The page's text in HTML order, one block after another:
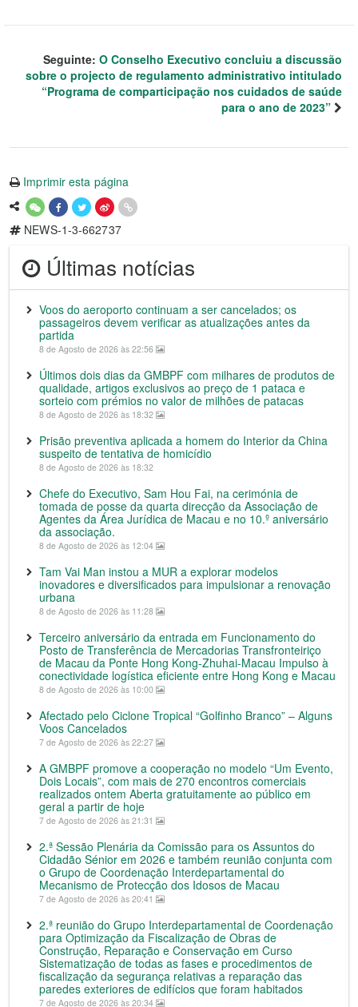
Seguinte: O Conselho Executivo concluiu a discussão
sobre o projecto de regulamento administrativo intitulado
“Programa de comparticipação nos cuidados de saúde
para o ano de 2023”
Imprimir esta página
NEWS-1-3-662737
Últimas notícias
Voos do aeroporto continuam a ser cancelados; os
passageiros devem verificar as atualizações antes da
partida
8 de Agosto de 2026 às 22:56
Últimos dois dias da GMBPF com milhares de produtos de
qualidade, artigos exclusivos ao preço de 1 pataca e
sorteio com prémios no valor de milhões de patacas
8 de Agosto de 2026 às 18:32
Prisão preventiva aplicada a homem do Interior da China
suspeito de tentativa de homicídio
8 de Agosto de 2026 às 18:32
Chefe do Executivo, Sam Hou Fai, na cerimónia de
tomada de posse da quarta direcção da Associação de
Agentes da Área Jurídica de Macau e no 10.º aniversário
da associação.
8 de Agosto de 2026 às 12:04
Tam Vai Man instou a MUR a explorar modelos
inovadores e diversificados para impulsionar a renovação
urbana
8 de Agosto de 2026 às 11:28
Terceiro aniversário da entrada em Funcionamento do
Posto de Transferência de Mercadorias Transfronteiriço
de Macau da Ponte Hong Kong-Zhuhai-Macau Impulso à
conectividade logística eficiente entre Hong Kong e Macau
8 de Agosto de 2026 às 10:00
Afectado pelo Ciclone Tropical “Golfinho Branco” – Alguns
Voos Cancelados
7 de Agosto de 2026 às 22:27
A GMBPF promove a cooperação no modelo “Um Evento,
Dois Locais”, com mais de 270 encontros comerciais
realizados ontem Aberta gratuitamente ao público em
geral a partir de hoje
7 de Agosto de 2026 às 21:31
2.ª Sessão Plenária da Comissão para os Assuntos do
Cidadão Sénior em 2026 e também reunião conjunta com
o Grupo de Coordenação Interdepartamental do
Mecanismo de Protecção dos Idosos de Macau
7 de Agosto de 2026 às 20:41
2.ª reunião do Grupo Interdepartamental de Coordenação
para Optimização da Fiscalização de Obras de
Construção, Reparação e Conservação em Curso
Sistematização de todas as fases e procedimentos de
fiscalização da segurança relativas a reparação das
paredes exteriores de edifícios que foram habitados
7 de Agosto de 2026 às 20:34